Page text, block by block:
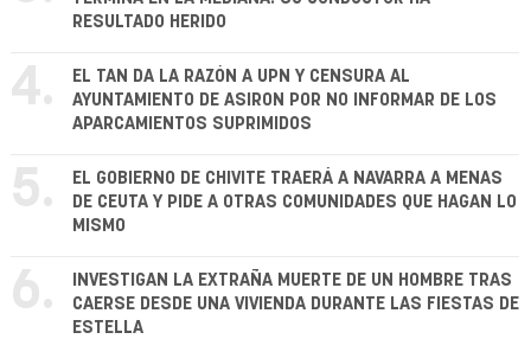
RESULTADO HERIDO
4.
EL TAN DA LA RAZÓN A UPN Y CENSURA AL
AYUNTAMIENTO DE ASIRON POR NO INFORMAR DE LOS
APARCAMIENTOS SUPRIMIDOS
5.
EL GOBIERNO DE CHIVITE TRAERÁ A NAVARRA A MENAS
DE CEUTA Y PIDE A OTRAS COMUNIDADES QUE HAGAN LO
MISMO
6.
INVESTIGAN LA EXTRAÑA MUERTE DE UN HOMBRE TRAS
CAERSE DESDE UNA VIVIENDA DURANTE LAS FIESTAS DE
ESTELLA